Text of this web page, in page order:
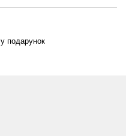
у подарунок